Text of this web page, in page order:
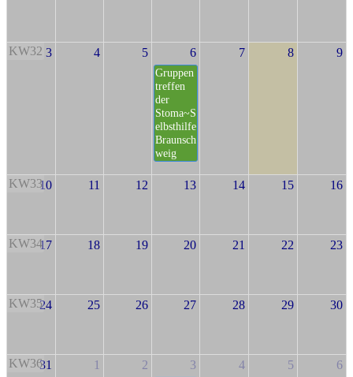
KW32 3 4 5 6
Gruppen
treffen
der
Stoma~S
elbsthilfe
Braunsch
weig
7 8 9
KW3310 11 12 13 14 15 16
KW3417 18 19 20 21 22 23
KW3524 25 26 27 28 29 30
KW3631 1 2 3 4 5 6